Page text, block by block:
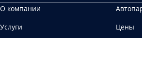
О компании
Услуги
Цены